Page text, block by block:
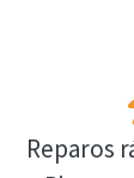
Reparos